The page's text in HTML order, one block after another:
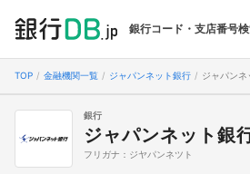
銀行コード・支店番号
TOP 金融機関一覧 ジャパンネット銀行 ジャパン
銀行
ジャパンネット銀
フリガナ：ジヤパンネツト